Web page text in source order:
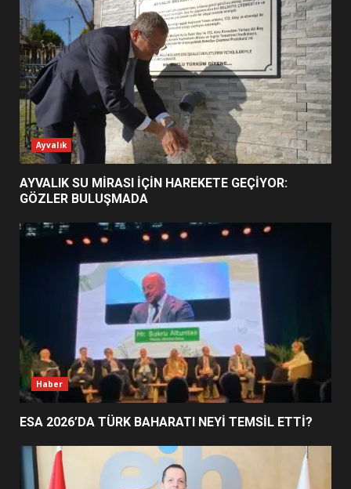
1
AYVALIK SU MİRASI İÇİN
HAREKETE GEÇİYOR: GÖZLER
BULUŞMADA
2
ESA 2026’DA TÜRK BAHARATI
NEYİ TEMSİL ETTİ?
EİB’DE KRİTİK ATAMA:
SÜRDÜRÜLEBİLİRLİKTE NE
DEĞİŞECEK?
4
EDREMİT’İN GURURU TÜRKİYE
FİNALİNDE NE BAŞARDI?
5
UZATILDI: NE DEĞİŞTİ?
Ayvalık
AYVALIK SU MİRASI İÇİN HAREKETE GEÇİYOR:
GÖZLER BULUŞMADA
Haber
ESA 2026’DA TÜRK BAHARATI NEYİ TEMSİL ETTİ?